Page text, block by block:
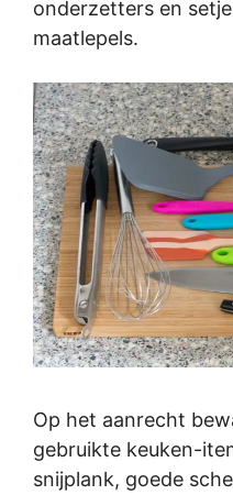
onderzetters en
maatlepels.
Op het aanrecht
gebruikte keuken-
snijplank, goede